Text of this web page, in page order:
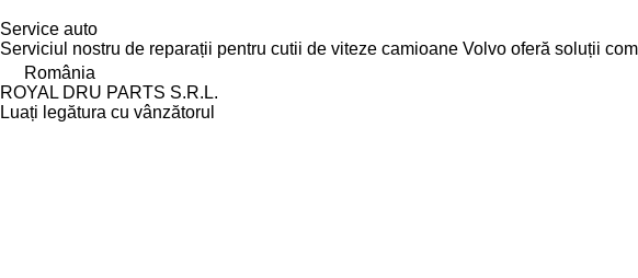
Service auto
Serviciul nostru de reparații pentru cutii de viteze camioane Volvo oferă soluții
România
ROYAL DRU PARTS S.R.L.
Luați legătura cu vânzătorul